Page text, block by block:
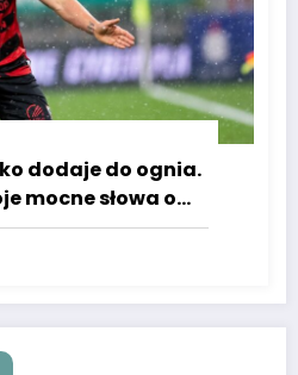
dodaje do ognia.
mocne słowa o
gryźć się w